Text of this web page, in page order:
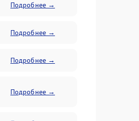
Подробнее →
Подробнее →
Подробнее →
Подробнее →